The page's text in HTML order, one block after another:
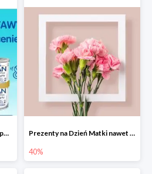
Nestle Nan Optipro Plus w super cenach! Prezenty na Dzień Matki nawet do -40%
40%